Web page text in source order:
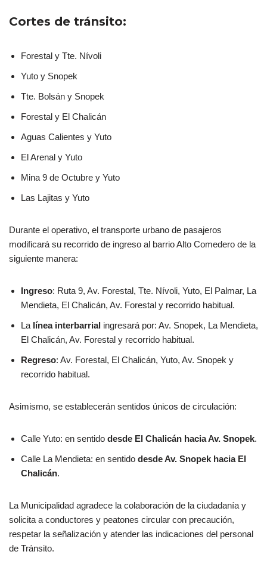
Cortes de tránsito:
Forestal y Tte. Nívoli
Yuto y Snopek
Tte. Bolsán y Snopek
Forestal y El Chalicán
Aguas Calientes y Yuto
El Arenal y Yuto
Mina 9 de Octubre y Yuto
Las Lajitas y Yuto
Durante el operativo, el transporte urbano de pasajeros
modificará su recorrido de ingreso al barrio Alto Comedero de la
siguiente manera:
Ingreso: Ruta 9, Av. Forestal, Tte. Nívoli, Yuto, El Palmar, La
Mendieta, El Chalicán, Av. Forestal y recorrido habitual.
La línea interbarrial ingresará por: Av. Snopek, La Mendieta,
El Chalicán, Av. Forestal y recorrido habitual.
Regreso: Av. Forestal, El Chalicán, Yuto, Av. Snopek y
recorrido habitual.
Asimismo, se establecerán sentidos únicos de circulación:
Calle Yuto: en sentido desde El Chalicán hacia Av. Snopek.
Calle La Mendieta: en sentido desde Av. Snopek hacia El
Chalicán.
La Municipalidad agradece la colaboración de la ciudadanía y
solicita a conductores y peatones circular con precaución,
respetar la señalización y atender las indicaciones del personal
de Tránsito.